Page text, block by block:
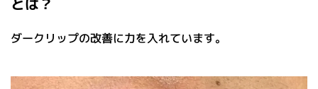
ダークリップの改善に力を入れています。